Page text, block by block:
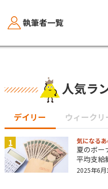
執筆者一覧
人気ラ
デイリー ウィークリ
1 気になる
夏のボ
平均支給
2025年6月